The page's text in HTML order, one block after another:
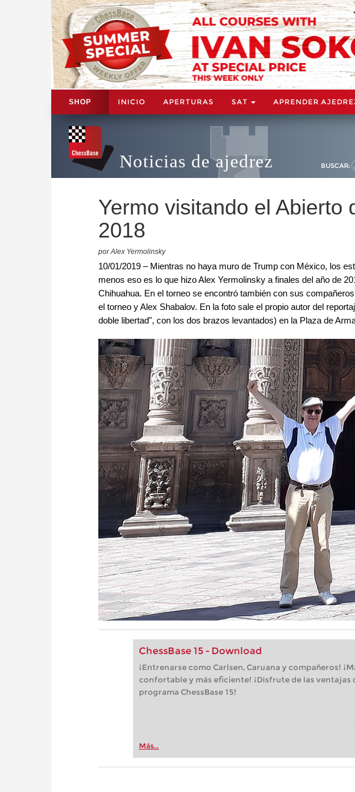
SHOP INICIO APERTURAS SAT APRENDER
Noticias de ajedrez BUSCAR:
Yermo visitando el Abierto
2018
por Alex Yermolinsky
10/01/2019 – Mientras no haya muro de Trump con México, los
menos eso es lo que hizo Alex Yermolinsky a finales del año de
Chihuahua. En el torneo se encontró también con sus
el torneo y Alex Shabalov. En la foto sale el propio autor del
doble libertad", con los dos brazos levantados) en la Plaza de
ChessBase 15 - Download
¡Entrenarse como Carlsen, Caruana y compañeros!
confortable y más eficiente! ¡Disfrute de las ventajas
programa ChessBase 15!
Más...